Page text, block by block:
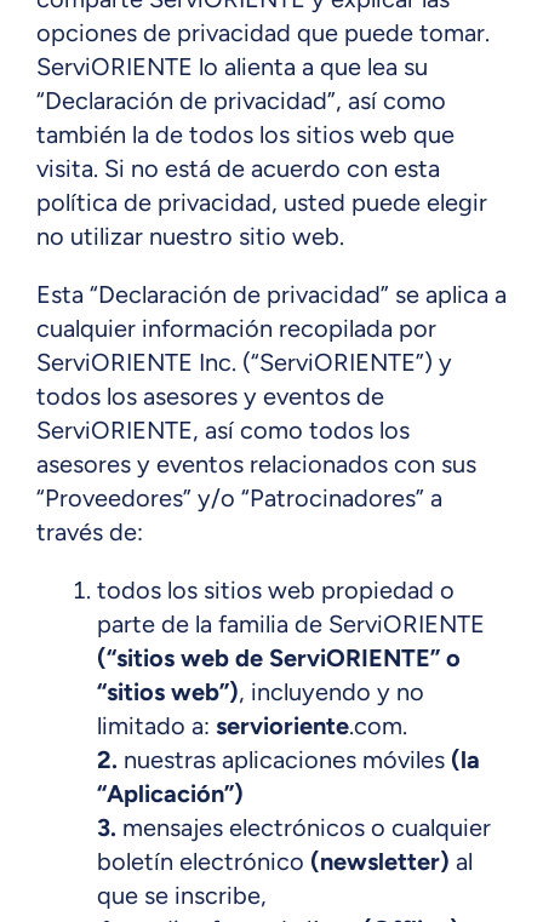
opciones de privacidad que puede tomar.
ServiORIENTE lo alienta a que lea su
“Declaración de privacidad”, así como
también la de todos los sitios web que
visita. Si no está de acuerdo con esta
política de privacidad, usted puede elegir
no utilizar nuestro sitio web.
Esta “Declaración de privacidad” se aplica a
cualquier información recopilada por
ServiORIENTE Inc. (“ServiORIENTE”) y
todos los asesores y eventos de
ServiORIENTE, así como todos los
asesores y eventos relacionados con sus
“Proveedores” y/o “Patrocinadores” a
través de:
todos los sitios web propiedad o
parte de la familia de ServiORIENTE
(“sitios web de ServiORIENTE” o
“sitios web”), incluyendo y no
limitado a: servioriente.com.
2. nuestras aplicaciones móviles (la
“Aplicación”)
3. mensajes electrónicos o cualquier
boletín electrónico (newsletter) al
que se inscribe,